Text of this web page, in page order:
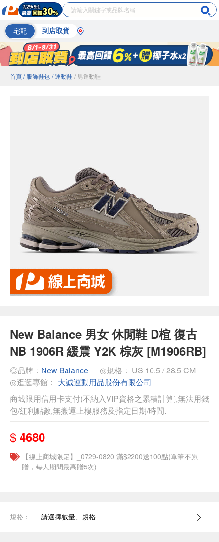
宅配 到店取貨
首頁 / 服飾鞋包 / 運動鞋 / 男運動鞋
New Balance 男女 休閒鞋 D楦 復古
NB 1906R 緩震 Y2K 棕灰 [M1906RB]
◎品牌： New Balance
◎規格： US 10.5 / 28.5 CM
◎逛逛專館： 大誠運動用品股份有限公司
商城限用信用卡支付(不納入VIP資格之累積計算),無法用錢
包/紅利點數,無搬運上樓服務及指定日期/時間.
$ 4680
【線上商城限定】_0729-0820 滿$2200送100點(單筆不累
贈，每人期間最高贈5次)
規格： 請選擇數量、規格